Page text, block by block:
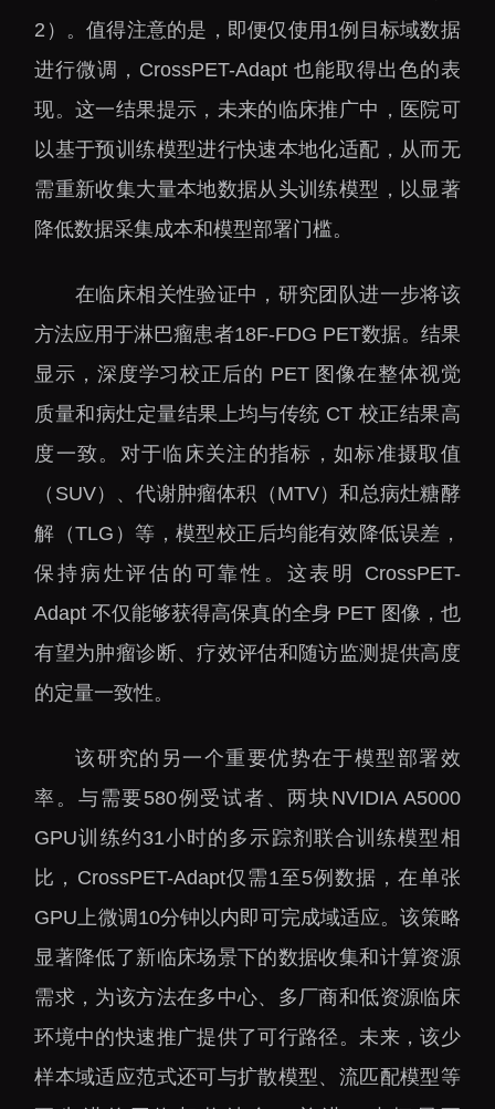
深圳合成生物研究重大
科技基础设施
中欧创新医药与健康研
究中心
2）。值得注意的是，即便仅使用1例目标域数据
进行微调，CrossPET-Adapt 也能取得出色的表
现。这一结果提示，未来的临床推广中，医院可
以基于预训练模型进行快速本地化适配，从而无
需重新收集大量本地数据从头训练模型，以显著
降低数据采集成本和模型部署门槛。
在临床相关性验证中，研究团队进一步将该
方法应用于淋巴瘤患者18F-FDG PET数据。结果
显示，深度学习校正后的 PET 图像在整体视觉
质量和病灶定量结果上均与传统 CT 校正结果高
度一致。对于临床关注的指标，如标准摄取值
（SUV）、代谢肿瘤体积（MTV）和总病灶糖酵
解（TLG）等，模型校正后均能有效降低误差，
保持病灶评估的可靠性。这表明 CrossPET-
Adapt 不仅能够获得高保真的全身 PET 图像，也
有望为肿瘤诊断、疗效评估和随访监测提供高度
的定量一致性。
该研究的另一个重要优势在于模型部署效
率。与需要580例受试者、两块NVIDIA A5000
GPU训练约31小时的多示踪剂联合训练模型相
比，CrossPET-Adapt仅需1至5例数据，在单张
GPU上微调10分钟以内即可完成域适应。该策略
显著降低了新临床场景下的数据收集和计算资源
需求，为该方法在多中心、多厂商和低资源临床
环境中的快速推广提供了可行路径。未来，该少
样本域适应范式还可与扩散模型、流匹配模型等